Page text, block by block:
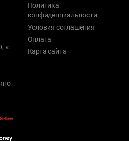
к.
Политика
конфиденциальности
Условия соглашения
Оплата
Карта сайта